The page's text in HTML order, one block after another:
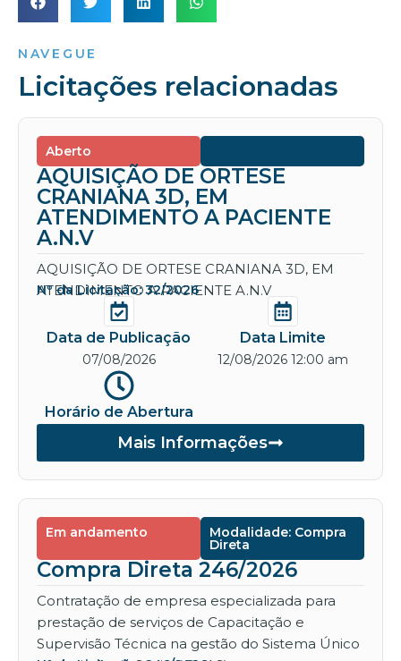
NAVEGUE
Licitações relacionadas
Aberto
AQUISIÇÃO DE ORTESE
CRANIANA 3D, EM
ATENDIMENTO A PACIENTE
A.N.V
AQUISIÇÃO DE ORTESE CRANIANA 3D, EM
ATENDIMENTO A PACIENTE A.N.V
Nº da Licitação: 32/2026
Data de Publicação
07/08/2026
Data Limite
12/08/2026 12:00 am
Horário de Abertura
Mais Informações
Em andamento Modalidade: Compra
Direta
Compra Direta 246/2026
Contratação de empresa especializada para
prestação de serviços de Capacitação e
Supervisão Técnica na gestão do Sistema Único